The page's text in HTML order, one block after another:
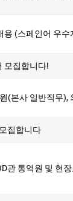
용 (스페인어 우
모집합니다!
(본사 일반직무),
집합니다
관 통역원 및 현